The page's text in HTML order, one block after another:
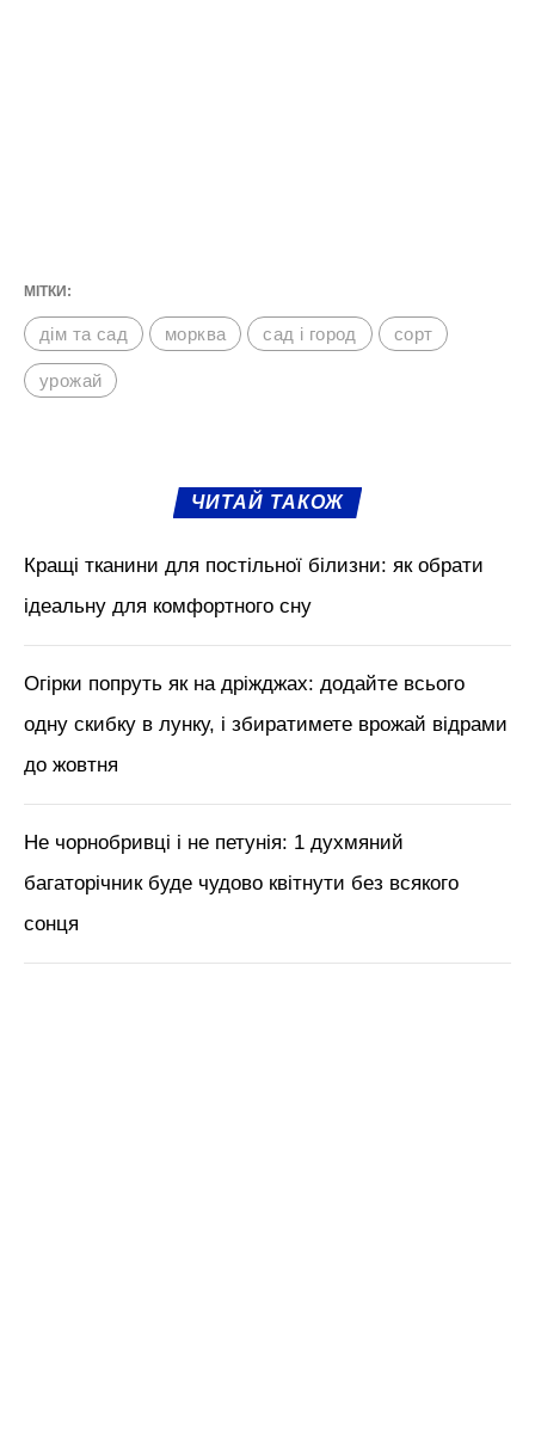
МІТКИ:
дім та сад морква сад і город сорт
урожай
ЧИТАЙ ТАКОЖ
Кращі тканини для постільної білизни: як обрати
ідеальну для комфортного сну
Огірки попруть як на дріжджах: додайте всього
одну скибку в лунку, і збиратимете врожай відрами
до жовтня
Не чорнобривці і не петунія: 1 духмяний
багаторічник буде чудово квітнути без всякого
сонця